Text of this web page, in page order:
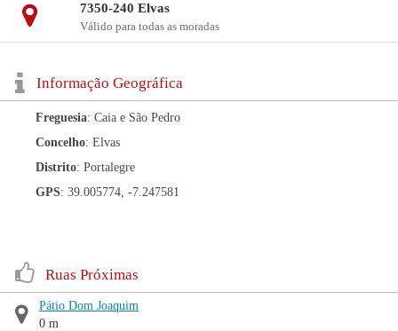
7350-240 Elvas
Válido para todas as moradas
Informação Geográfica
Freguesia: Caia e São Pedro
Concelho: Elvas
Distrito: Portalegre
GPS: 39.005774, -7.247581
Ruas Próximas
Pátio Dom Joaquim
0 m